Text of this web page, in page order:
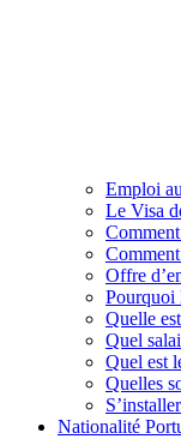
Emploi
Le Visa
Offre
Pourquoi
Quelle
Quel
Quel est
Quelles
Nationalité